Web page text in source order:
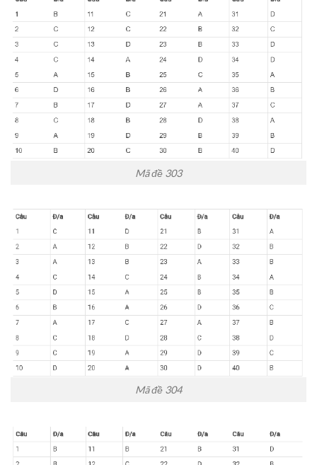
Mã đề 303
Mã đề 304